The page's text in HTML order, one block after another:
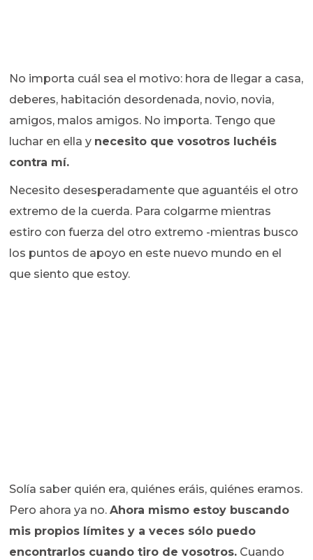
No importa cuál sea el motivo: hora de llegar a casa,
deberes, habitación desordenada, novio, novia,
amigos, malos amigos. No importa. Tengo que
luchar en ella y necesito que vosotros luchéis
contra mí.
Necesito desesperadamente que aguantéis el otro
extremo de la cuerda. Para colgarme mientras
estiro con fuerza del otro extremo -mientras busco
los puntos de apoyo en este nuevo mundo en el
que siento que estoy.
Solía saber quién era, quiénes eráis, quiénes eramos.
Pero ahora ya no.Ahora mismo estoy buscando
mis propios límites y a veces sólo puedo
encontrarlos cuando tiro de vosotros. Cuando